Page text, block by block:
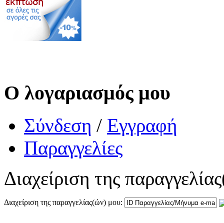
Ο λογαριασμός μου
Σύνδεση / Εγγραφή
Παραγγελίες
Διαχείριση της
Διαχείριση της παραγγελίας(ών) μου: